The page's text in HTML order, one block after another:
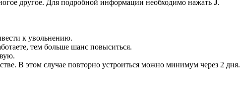
другое. Для подробной информации необходимо нажать J.
к увольнению.
тем больше шанс повыситься.
В этом случае повторно устроиться можно минимум через 2 дня.